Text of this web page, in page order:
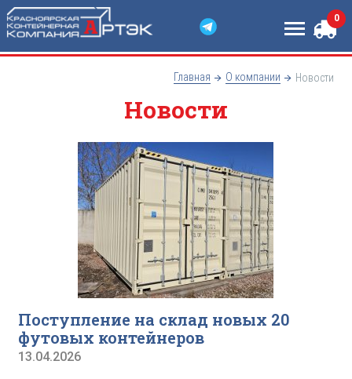
0
Главная О компании Новости
Новости
Поступление на склад новых 20
футовых контейнеров
13.04.2026